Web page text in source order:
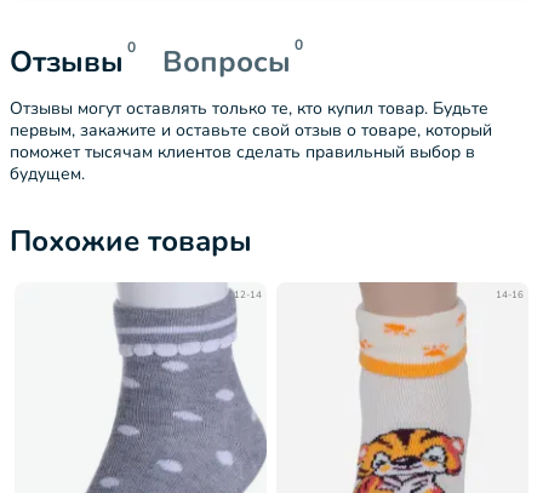
Отзывы 0 Вопросы 0
Отзывы могут оставлять только те, кто купил товар. Будьте
первым, закажите и оставьте свой отзыв о товаре, который
поможет тысячам клиентов сделать правильный выбор в
будущем.
Похожие товары
12-14 14-16